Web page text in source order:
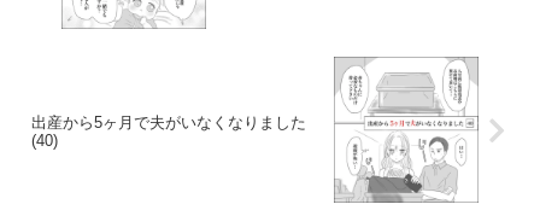
出産から5ヶ月で夫がいなくなりました
(40)